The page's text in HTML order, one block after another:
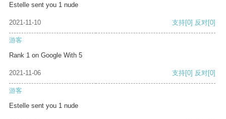
Estelle sent you 1 nude
2021-11-10 支持[0] 反对[0]
游客
Rank 1 on Google With 5
2021-11-06 支持[0] 反对[0]
游客
Estelle sent you 1 nude